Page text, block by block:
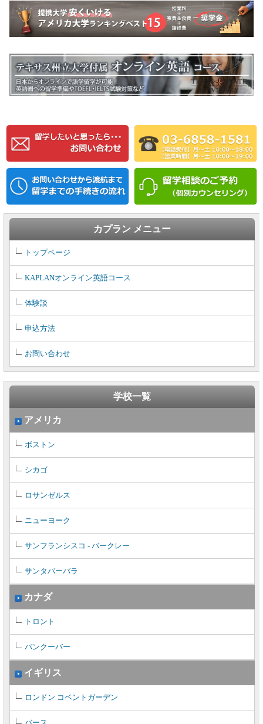
カプラン メニュー
トップページ
KAPLANオンライン英語コース
体験談
申込方法
お問い合わせ
学校一覧
アメリカ
ボストン
シカゴ
ロサンゼルス
ニューヨーク
サンフランシスコ - バークレー
サンタバーバラ
カナダ
トロント
バンクーバー
イギリス
ロンドン コベントガーデン